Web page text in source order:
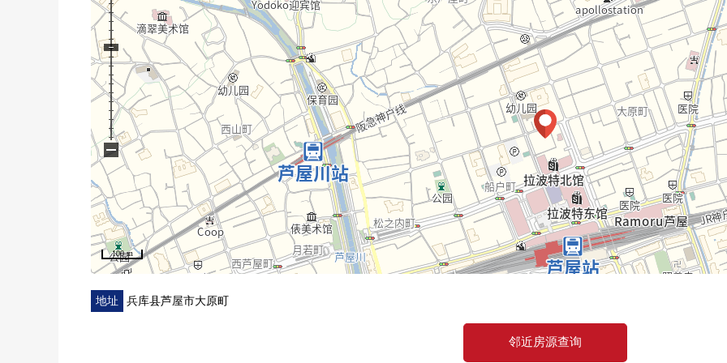
■ 翻新履历━━━━━━━━━━━・・・・
(2023年3月)
○ 煤气热水器交换
○ 浴室暖气烘干机交换
100 m
−
地址 兵库县芦屋市大原町
邻近房源查询